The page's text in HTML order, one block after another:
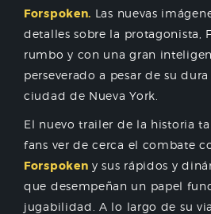
Forspoken. Las nuevas
detalles sobre la protagonista,
rumbo y con una gran
perseverado a pesar de su
ciudad de Nueva York.
El nuevo trailer de la historia
fans ver de cerca el combate
Forspoken y sus rápidos y
que desempeñan un papel
jugabilidad. A lo largo de su